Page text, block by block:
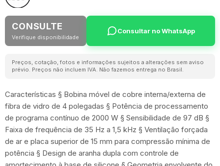
CONSULTE
Verifique disponibilidade
Consultar no WhatsApp
Preços, cotação, fotos e informações sujeitos a alterações sem aviso
prévio. Preços não incluem IVA. Não fazemos entrega no Brasil.
Características § Bobina móvel de cobre interna/externa de
fibra de vidro de 4 polegadas § Potência de processamento
de programa contínuo de 2000 W § Sensibilidade de 97 dB §
Faixa de frequência de 35 Hz a 1,5 kHz § Ventilação forçada
de ar e placa superior de 15 mm para compressão mínima de
potência § Design de aranha dupla com controle de